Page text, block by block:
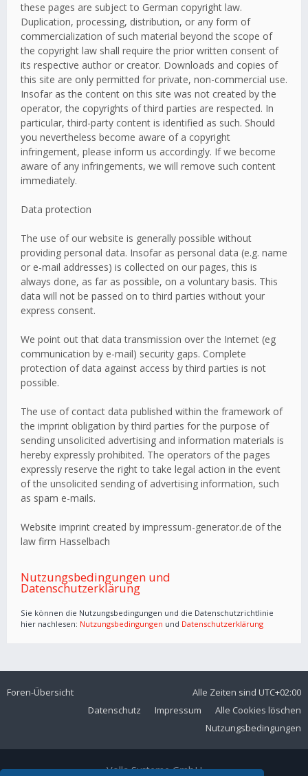
these pages are subject to German copyright law.
Duplication, processing, distribution, or any form of
commercialization of such material beyond the scope of
the copyright law shall require the prior written consent of
its respective author or creator. Downloads and copies of
this site are only permitted for private, non-commercial use.
Insofar as the content on this site was not created by the
operator, the copyrights of third parties are respected. In
particular, third-party content is identified as such. Should
you nevertheless become aware of a copyright
infringement, please inform us accordingly. If we become
aware of any infringements, we will remove such content
immediately.
Data protection
The use of our website is generally possible without
providing personal data. Insofar as personal data (e.g. name
or e-mail addresses) is collected on our pages, this is
always done, as far as possible, on a voluntary basis. This
data will not be passed on to third parties without your
express consent.
We point out that data transmission over the Internet (eg
communication by e-mail) security gaps. Complete
protection of data against access by third parties is not
possible.
The use of contact data published within the framework of
the imprint obligation by third parties for the purpose of
sending unsolicited advertising and information materials is
hereby expressly prohibited. The operators of the pages
expressly reserve the right to take legal action in the event
of the unsolicited sending of advertising information, such
as spam e-mails.
Website imprint created by impressum-generator.de of the
law firm Hasselbach
Nutzungsbedingungen und
Datenschutzerklärung
Sie können die Nutzungsbedingungen und die Datenschutzrichtlinie
hier nachlesen: Nutzungsbedingungen und Datenschutzerklärung
Foren-Übersicht Alle Zeiten sind UTC+02:00
Alle Cookies löschen
Impressum
Datenschutz
Nutzungsbedingungen
Volla Systeme GmbH